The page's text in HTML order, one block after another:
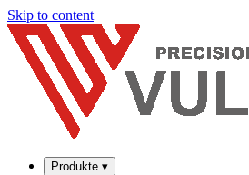
Skip to content
Produkte ▾